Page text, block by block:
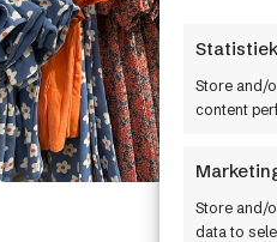
Store and/
content
Store and/
data to